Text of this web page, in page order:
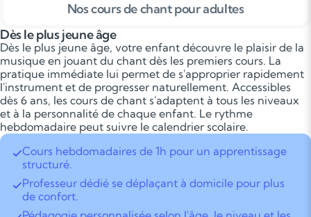
Nos cours de chant pour adultes
Dès le plus jeune âge
Dès le plus jeune âge, votre enfant découvre le plaisir de la
musique en jouant du chant dès les premiers cours. La
pratique immédiate lui permet de s'approprier rapidement
l'instrument et de progresser naturellement. Accessibles
dès 6 ans, les cours de chant s'adaptent à tous les niveaux
et à la personnalité de chaque enfant. Le rythme
hebdomadaire peut suivre le calendrier scolaire.
Cours hebdomadaires de 1h pour un apprentissage
structuré.
Professeur dédié se déplaçant à domicile pour plus
de confort.